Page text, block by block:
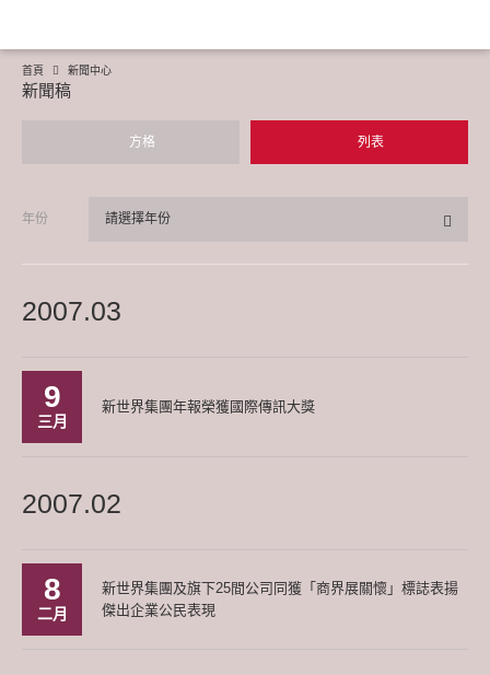
首頁 新聞中心
新聞稿
方格 列表
年份 請選擇年份
2007.03
9
三月
新世界集團年報榮獲國際傳訊大獎
2007.02
8
二月
新世界集團及旗下25間公司同獲「商界展關懷」標誌表揚
傑出企業公民表現